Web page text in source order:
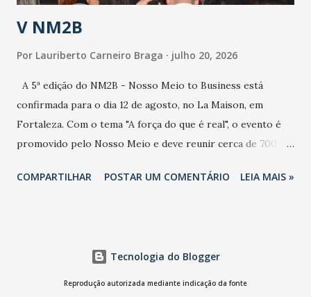
estratificação do risco da doença, para não so...
V NM2B
Por Lauriberto Carneiro Braga julho 20, 2026
A 5ª edição do NM2B - Nosso Meio to Business está
confirmada para o dia 12 de agosto, no La Maison, em
Fortaleza. Com o tema "A força do que é real", o evento é
promovido pelo Nosso Meio e deve reunir cerca de 700
e lideranças do Mercado Nacional. Desde 2022, o NM2B
LinkedIn, VISA, Grupo 3corações, TikTok e M. Dias Branco.
A nova edição chega em um momento em que autenticidade
COMPARTILHAR POSTAR UM COMENTÁRIO LEIA MAIS »
Tecnologia do Blogger
Reprodução autorizada mediante indicação da fonte